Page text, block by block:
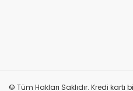
© Tüm Hakları Saklıdır. Kredi